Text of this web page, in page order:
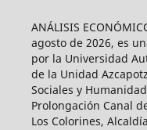
ANÁLISIS
agosto de 2026, es
por la Universidad
de la Unidad
Sociales y
Prolongación Canal
Los Colorines,